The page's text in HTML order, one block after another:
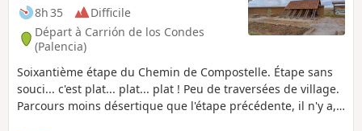
8h 35
Difficile
Départ à Carrión de los Condes
(Palencia)
Soixantième étape du Chemin de Compostelle. Étape sans
souci... c'est plat... plat... plat ! Peu de traversées de village.
Parcours moins désertique que l'étape précédente, il n'y a,